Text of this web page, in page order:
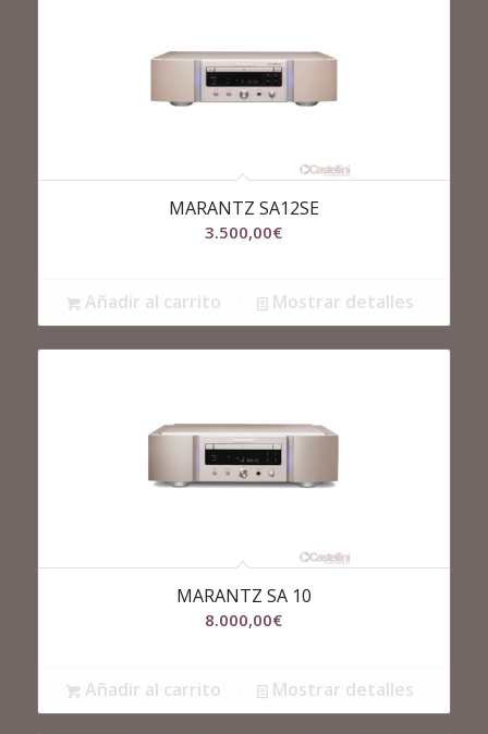
MARANTZ SA12SE
3.500,00€
Añadir al carrito Mostrar detalles
MARANTZ SA 10
8.000,00€
Añadir al carrito Mostrar detalles